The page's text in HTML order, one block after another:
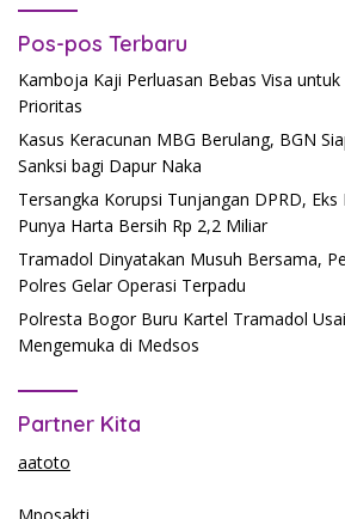
Pos-pos Terbaru
Kamboja Kaji Perluasan Bebas Visa
Prioritas
Kasus Keracunan MBG Berulang, BGN
Sanksi bagi Dapur Naka
Tersangka Korupsi Tunjangan DPRD,
Punya Harta Bersih Rp 2,2 Miliar
Tramadol Dinyatakan Musuh Bersama,
Polres Gelar Operasi Terpadu
Polresta Bogor Buru Kartel Tramadol
Mengemuka di Medsos
Partner Kita
aatoto